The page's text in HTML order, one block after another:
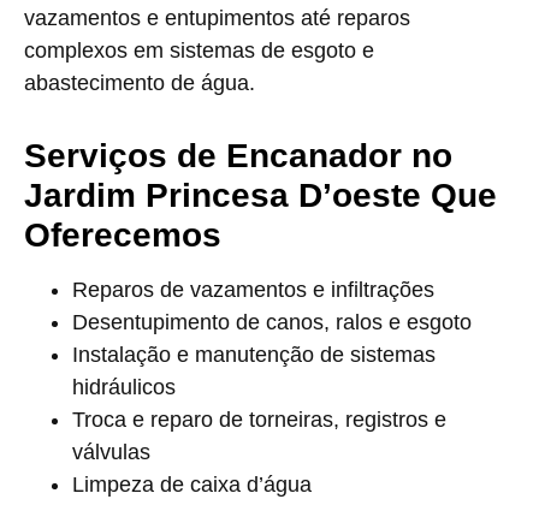
vazamentos e entupimentos até reparos
complexos em sistemas de esgoto e
abastecimento de água.
Serviços de Encanador no
Jardim Princesa D’oeste Que
Oferecemos
Reparos de vazamentos e infiltrações
Desentupimento de canos, ralos e esgoto
Instalação e manutenção de sistemas
hidráulicos
Troca e reparo de torneiras, registros e
válvulas
Limpeza de caixa d’água